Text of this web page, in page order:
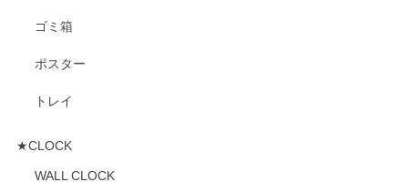
ゴミ箱
ポスター
トレイ
★CLOCK
WALL CLOCK